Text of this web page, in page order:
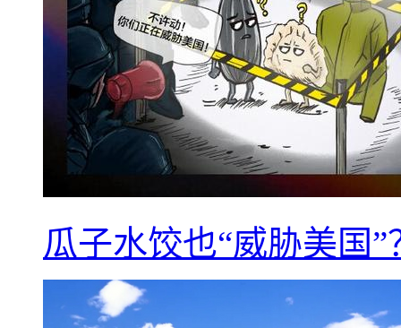
瓜子水饺也“威胁美国”